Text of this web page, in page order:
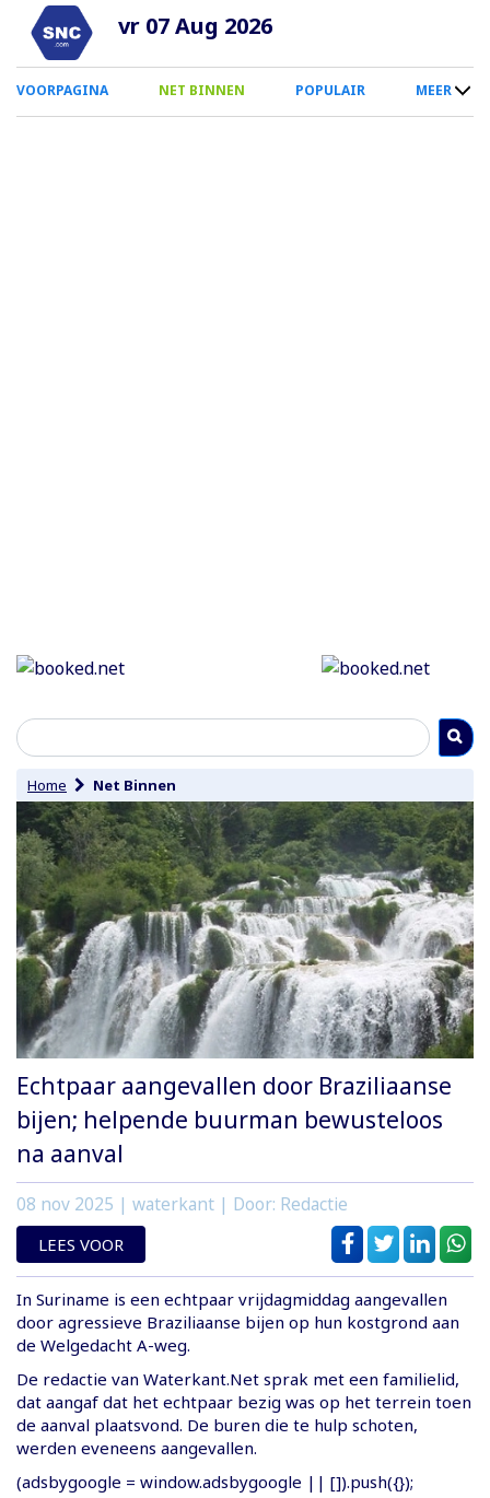
Overslaan
naar
inhoud
vr 07 Aug 2026
0
Smartphone
VOORPAGINA NET BINNEN POPULAIR MEER
Home Net Binnen
Echtpaar aangevallen door Braziliaanse
bijen; helpende buurman bewusteloos
na aanval
08 nov 2025 | waterkant | Door: Redactie
LEES VOOR
In Suriname is een echtpaar vrijdagmiddag aangevallen
door agressieve Braziliaanse bijen op hun kostgrond aan
de Welgedacht A-weg.
De redactie van Waterkant.Net sprak met een familielid,
dat aangaf dat het echtpaar bezig was op het terrein toen
de aanval plaatsvond. De buren die te hulp schoten,
werden eveneens aangevallen.
(adsbygoogle = window.adsbygoogle || []).push({});